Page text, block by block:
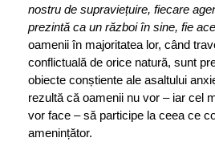
nostru de supraviețuire, fiecare
prezintă ca un război în sine, fie
oamenii în majoritatea lor, când
conflictuală de orice natură, sunt
obiecte conștiente ale asaltului
rezultă că oamenii nu vor – iar cel
vor face – să participe la ceea ce
amenințător.